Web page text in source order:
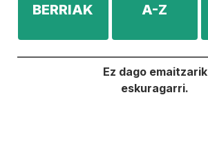
BERRIAK A-Z
Ez dago emaitzarik
eskuragarri.